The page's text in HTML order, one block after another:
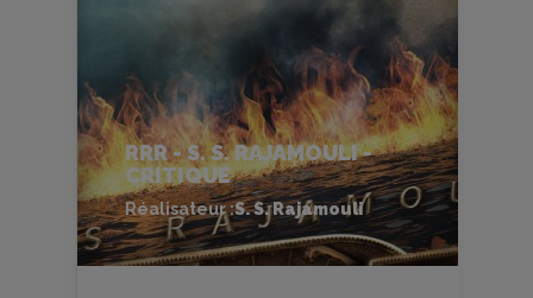
RRR - S. S. RAJAMOULI -
CRITIQUE
Réalisateur :S. S. Rajamouli